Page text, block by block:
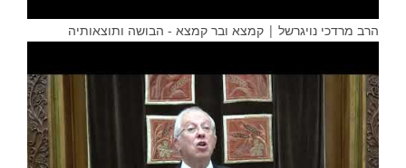
הרב מרדכי נויגרשל | קמצא ובר קמצא - הבושה ותוצאותיה